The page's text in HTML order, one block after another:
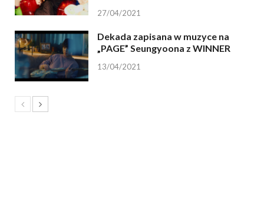
27/04/2021
Dekada zapisana w muzyce na
„PAGE” Seungyoona z WINNER
13/04/2021